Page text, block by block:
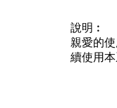
說明︰
親愛的
續使用本